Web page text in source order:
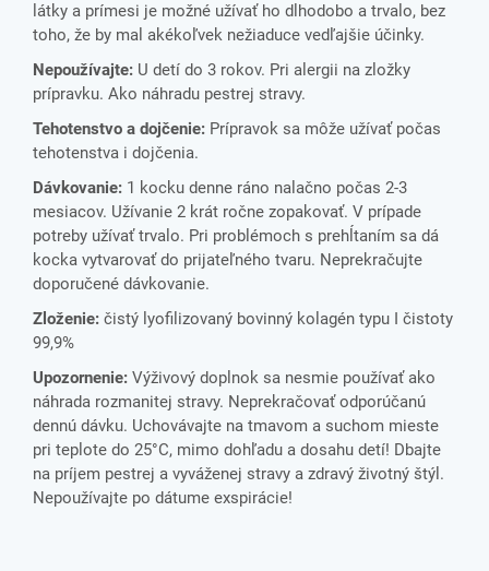
látky a prímesi je možné užívať ho dlhodobo a trvalo, bez
toho, že by mal akékoľvek nežiaduce vedľajšie účinky.
Nepoužívajte: U detí do 3 rokov. Pri alergii na zložky
prípravku. Ako náhradu pestrej stravy.
Tehotenstvo a dojčenie: Prípravok sa môže užívať počas
tehotenstva i dojčenia.
Dávkovanie: 1 kocku denne ráno nalačno počas 2-3
mesiacov. Užívanie 2 krát ročne zopakovať. V prípade
potreby užívať trvalo. Pri problémoch s prehĺtaním sa dá
kocka vytvarovať do prijateľného tvaru. Neprekračujte
doporučené dávkovanie.
Zloženie: čistý lyofilizovaný bovinný kolagén typu I čistoty
99,9%
Upozornenie: Výživový doplnok sa nesmie používať ako
náhrada rozmanitej stravy. Neprekračovať odporúčanú
dennú dávku. Uchovávajte na tmavom a suchom mieste
pri teplote do 25°C, mimo dohľadu a dosahu detí! Dbajte
na príjem pestrej a vyváženej stravy a zdravý životný štýl.
Nepoužívajte po dátume exspirácie!